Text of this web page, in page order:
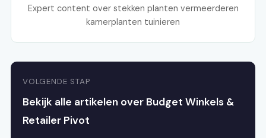
Expert content over stekken planten vermeerderen
kamerplanten tuinieren
VOLGENDE STAP
Bekijk alle artikelen over Budget Winkels &
Retailer Pivot